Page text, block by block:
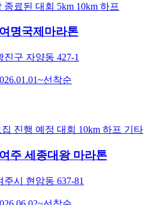
종료된 대회 5km 10km 하프
명국제마라톤
진구 자양동 427-1
선착순
진행 예정 대회 10km 하프 기타
주 세종대왕 마라톤
주시 현암동 637-81